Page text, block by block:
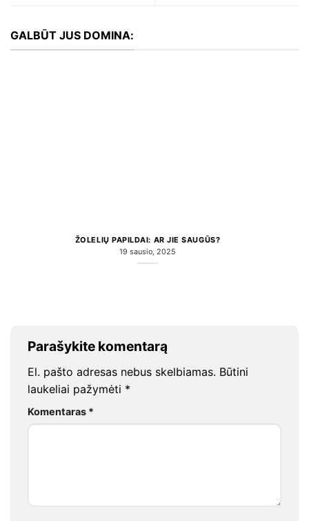
GALBŪT JUS DOMINA:
ŽOLELIŲ PAPILDAI: AR JIE SAUGŪS?
19 sausio, 2025
Parašykite komentarą
El. pašto adresas nebus skelbiamas. Būtini
laukeliai pažymėti *
Komentaras *